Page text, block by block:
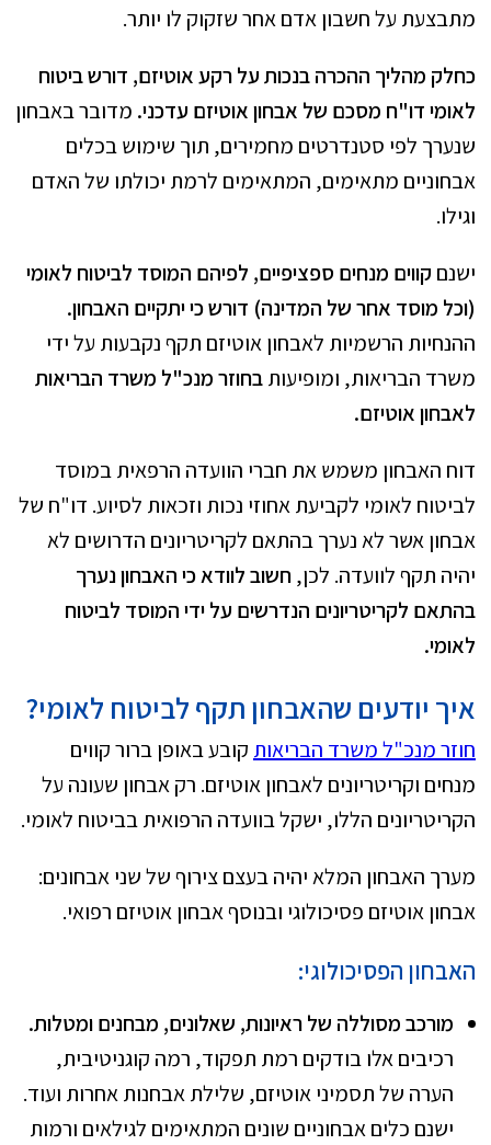
מתבצעת על חשבון אדם אחר שזקוק לו יותר.
כחלק מהליך ההכרה בנכות על רקע אוטיזם, דורש ביטוח
לאומי דו"ח מסכם של אבחון אוטיזם עדכני. מדובר באבחון
שנערך לפי סטנדרטים מחמירים, תוך שימוש בכלים
אבחוניים מתאימים, המתאימים לרמת יכולתו של האדם
וגילו.
ישנם קווים מנחים ספציפיים, לפיהם המוסד לביטוח לאומי
(וכל מוסד אחר של המדינה) דורש כי יתקיים האבחון.
ההנחיות הרשמיות לאבחון אוטיזם תקף נקבעות על ידי
משרד הבריאות, ומופיעותבחוזר מנכ"ל משרד הבריאות
לאבחון אוטיזם.
דוח האבחון משמש את חברי הוועדה הרפאית במוסד
לביטוח לאומי לקביעת אחוזי נכות וזכאות לסיוע. דו"ח של
אבחון אשר לא נערך בהתאם לקריטריונים הדרושים לא
יהיה תקף לוועדה. לכן,חשוב לוודא כי האבחון נערך
בהתאם לקריטריונים הנדרשים על ידי המוסד לביטוח
לאומי.
איך יודעים שהאבחון תקף לביטוח לאומי?
חוזר מנכ"ל משרד הבריאות קובע באופן ברור קווים
מנחים וקריטריונים לאבחון אוטיזם. רק אבחון שעונה על
הקריטריונים הללו, ישקל בוועדה הרפואית בביטוח לאומי.
מערך האבחון המלא יהיה בעצם צירוף של שני אבחונים:
אבחון אוטיזם פסיכולוגי ובנוסף אבחון אוטיזם רפואי.
האבחון הפסיכולוגי:
מורכב מסוללה של ראיונות, שאלונים, מבחנים ומטלות.
רכיבים אלו בודקים רמת תפקוד, רמה קוגניטיבית,
הערה של תסמיני אוטיזם, שלילת אבחנות אחרות ועוד.
ישנם כלים אבחוניים שונים המתאימים לגילאים ורמות